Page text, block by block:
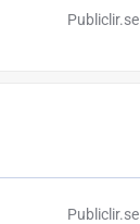
Publiclir.se
Publiclir.se